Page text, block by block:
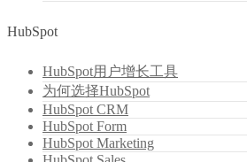
HubSpot
HubSpot用户增长工具
为何选择HubSpot
HubSpot CRM
HubSpot Form
HubSpot Marketing